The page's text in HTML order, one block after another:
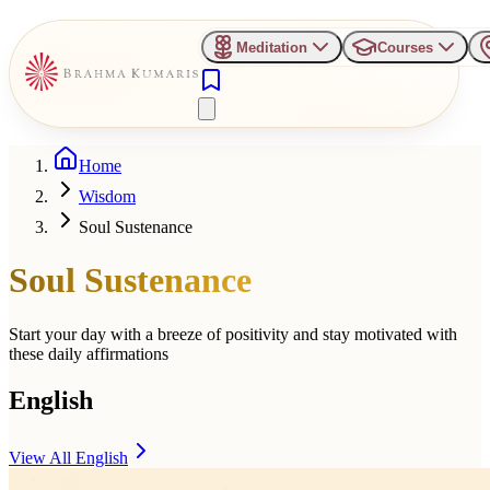
Meditation Courses
Home
Wisdom
Soul Sustenance
Soul Sustenance
Start your day with a breeze of positivity and stay motivated with
these daily affirmations
English
View All English